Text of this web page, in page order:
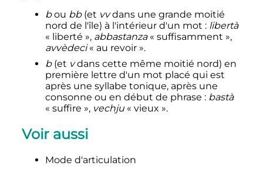
bou bb(et vvdans une grande moitié
nord de l'île) à l'intérieur d'un mot : libertà
« liberté », abbastanza« suffisamment »,
avvèdeci« au revoir ».
b(et vdans cette même moitié nord) en
première lettre d'un mot placé qui est
après une syllabe tonique, après une
consonne ou en début de phrase : bastà
« suffire », vechju« vieux ».
Voir aussi
Mode d'articulation